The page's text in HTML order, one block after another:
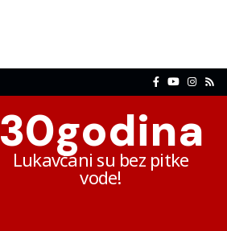
30godina
Lukavčani su bez pitke
vode!